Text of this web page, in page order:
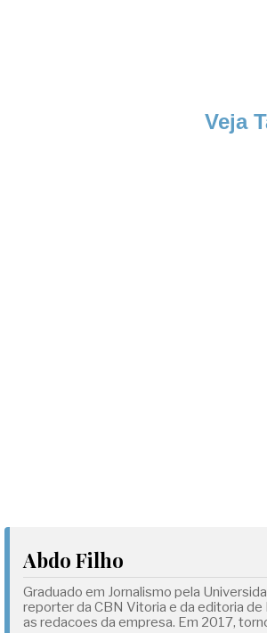
Veja
Abdo Filho
Graduado em Jornalismo pela
reporter da CBN Vitoria e da editoria
as redacoes da empresa. Em 2017,